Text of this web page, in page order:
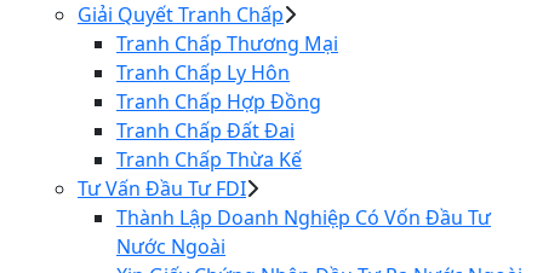
Giải Quyết Tranh Chấp
Tranh Chấp Thương Mại
Tranh Chấp Ly Hôn
Tranh Chấp Hợp Đồng
Tranh Chấp Đất Đai
Tranh Chấp Thừa Kế
Tư Vấn Đầu Tư FDI
Thành Lập Doanh Nghiệp Có Vốn Đầu Tư
Nước Ngoài